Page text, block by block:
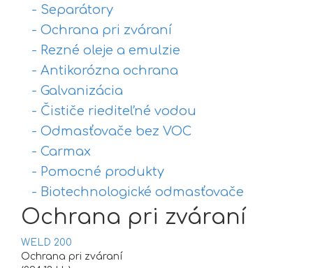
- Separátory
- Ochrana pri zváraní
- Rezné oleje a emulzie
- Antikorózna ochrana
- Galvanizácia
- Čističe riediteľné vodou
- Odmasťovače bez VOC
- Carmax
- Pomocné produkty
- Biotechnologické odmasťovače
Ochrana pri zváraní
WELD 200
Ochrana pri zváraní